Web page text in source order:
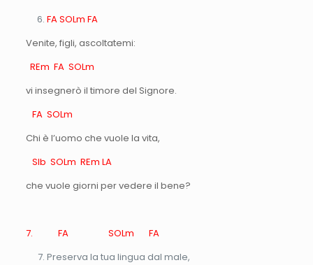
FA SOLm FA
Venite, figli, ascoltatemi:
REm FA SOLm
vi insegnerò il timore del Signore.
FA SOLm
Chi è l’uomo che vuole la vita,
SIb SOLm REm LA
che vuole giorni per vedere il bene?
7. FA SOLm FA
Preserva la tua lingua dal male,